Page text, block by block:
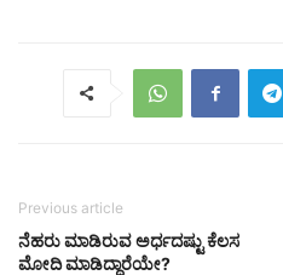
Previous article
ನೆಹರು ಮಾಡಿರುವ ಅರ್ಧದಷ್ಟು ಕೆಲಸ
ಮೋದಿ ಮಾಡಿದ್ದಾರೆಯೇ?